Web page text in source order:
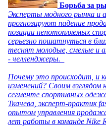
Борьба за
Эксперты модного рынка и
прогнозируют падение
позиции непотопляемых
серьезно пошатнуться в
теснят молодые, смелые и
- челленджеры.
Почему это происходит, и
изменений? Своим
сегменте спортивных
Ткачева, эксперт-практик
опытом управления
лет работы в команде Nike